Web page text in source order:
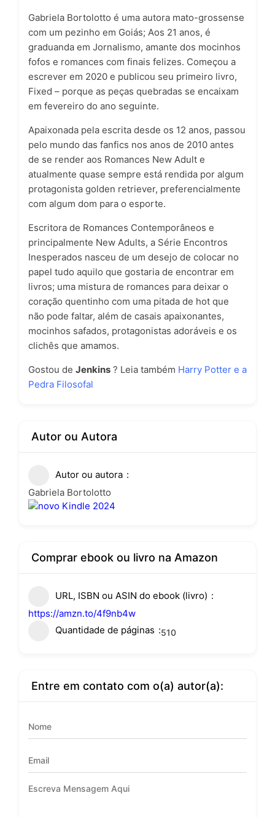
Gabriela Bortolotto é uma autora mato-grossense
com um pezinho em Goiás; Aos 21 anos, é
graduanda em Jornalismo, amante dos mocinhos
fofos e romances com finais felizes. Começou a
escrever em 2020 e publicou seu primeiro livro,
Fixed – porque as peças quebradas se encaixam
em fevereiro do ano seguinte.
Apaixonada pela escrita desde os 12 anos, passou
pelo mundo das fanfics nos anos de 2010 antes
de se render aos Romances New Adult e
atualmente quase sempre está rendida por algum
protagonista golden retriever, preferencialmente
com algum dom para o esporte.
Escritora de Romances Contemporâneos e
principalmente New Adults, a Série Encontros
Inesperados nasceu de um desejo de colocar no
papel tudo aquilo que gostaria de encontrar em
livros; uma mistura de romances para deixar o
coração quentinho com uma pitada de hot que
não pode faltar, além de casais apaixonantes,
mocinhos safados, protagonistas adoráveis e os
clichês que amamos.
Gostou de Jenkins ? Leia também Harry Potter e a
Pedra Filosofal
Autor ou Autora
Autor ou autora
Gabriela Bortolotto
Comprar ebook ou livro na Amazon
URL, ISBN ou ASIN do ebook (livro)
https://amzn.to/4f9nb4w
Quantidade de páginas
510
Entre em contato com o(a) autor(a):